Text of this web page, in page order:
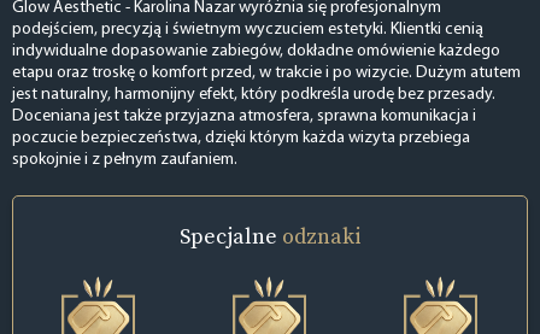
Glow Aesthetic - Karolina Nazar wyróżnia się profesjonalnym
podejściem, precyzją i świetnym wyczuciem estetyki. Klientki cenią
indywidualne dopasowanie zabiegów, dokładne omówienie każdego
etapu oraz troskę o komfort przed, w trakcie i po wizycie. Dużym atutem
jest naturalny, harmonijny efekt, który podkreśla urodę bez przesady.
Doceniana jest także przyjazna atmosfera, sprawna komunikacja i
poczucie bezpieczeństwa, dzięki którym każda wizyta przebiega
spokojnie i z pełnym zaufaniem.
Specjalne odznaki